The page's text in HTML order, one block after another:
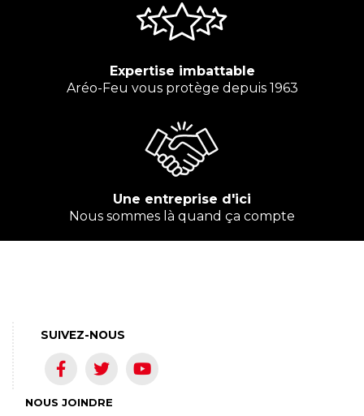
Expertise imbattable
Aréo-Feu vous protège depuis 1963
Une entreprise d'ici
Nous sommes là quand ça compte
NOUS JOINDRE
SUIVEZ-NOUS